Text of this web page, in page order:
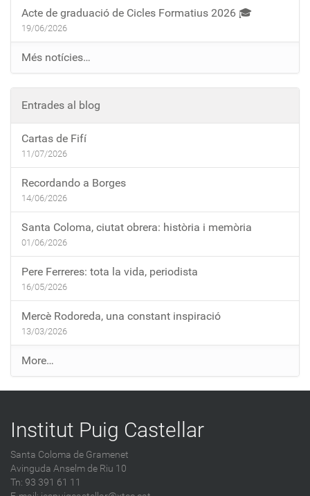
Acte de graduació de Cicles Formatius 2026 🎓
19/06/2026
Més notícies…
Entrades al blog
Cartas de Fifí
11/07/2026
Recordando a Borges
14/06/2026
Santa Coloma, ciutat obrera: història i memòria
01/06/2026
Pere Ferreres: tota la vida, periodista
16/05/2026
Mercè Rodoreda, una constant inspiració
13/03/2026
E
n
t
a
e
s
a
More…
Institut Puig Castellar
Santa Coloma de Gramenet
Avinguda Anselm de Riu 10
Tn: 93 391 61 11